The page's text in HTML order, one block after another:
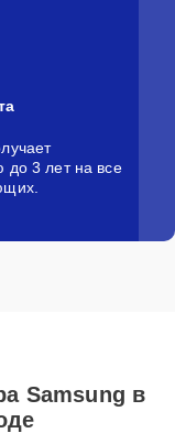
до 3 лет на все
Samsung в